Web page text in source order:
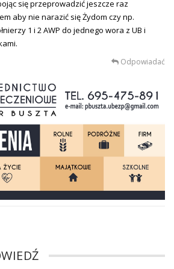
się przeprowadzić jeszcze raz
aby nie narazić się Żydom czy np.
1 i 2 AWP do jednego wora z UB i
Odpowiadać